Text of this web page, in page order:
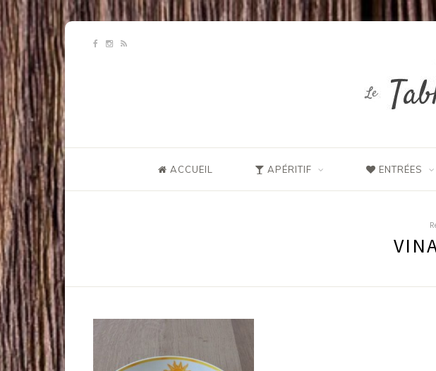
ACCUEIL APÉRITIF ENTRÉES